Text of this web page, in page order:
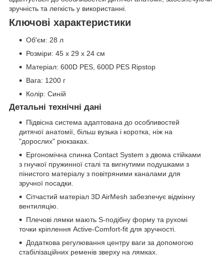
зручність та легкість у використанні.
Ключові характеристики
Об'єм: 28 л
Розміри: 45 x 29 x 24 см
Матеріал: 600D PES, 600D PES Ripstop
Вага: 1200 г
Колір: Синій
Детальні технічні дані
Підвісна система адаптована до особливостей
дитячої анатомії, більш вузька і коротка, ніж на
"дорослих" рюкзаках.
Ергономічна спинка Contact System з двома стійками
з гнучкої пружинної сталі та вигнутими подушками з
пінистого матеріалу з повітряними каналами для
зручної посадки.
Сітчастий матеріал 3D AirMesh забезпечує відмінну
вентиляцію.
Плечові лямки мають S-подібну форму та рухомі
точки кріплення Active-Comfort-fit для зручності.
Додаткова регулювання центру ваги за допомогою
стабілізаційних ременів зверху на лямках.